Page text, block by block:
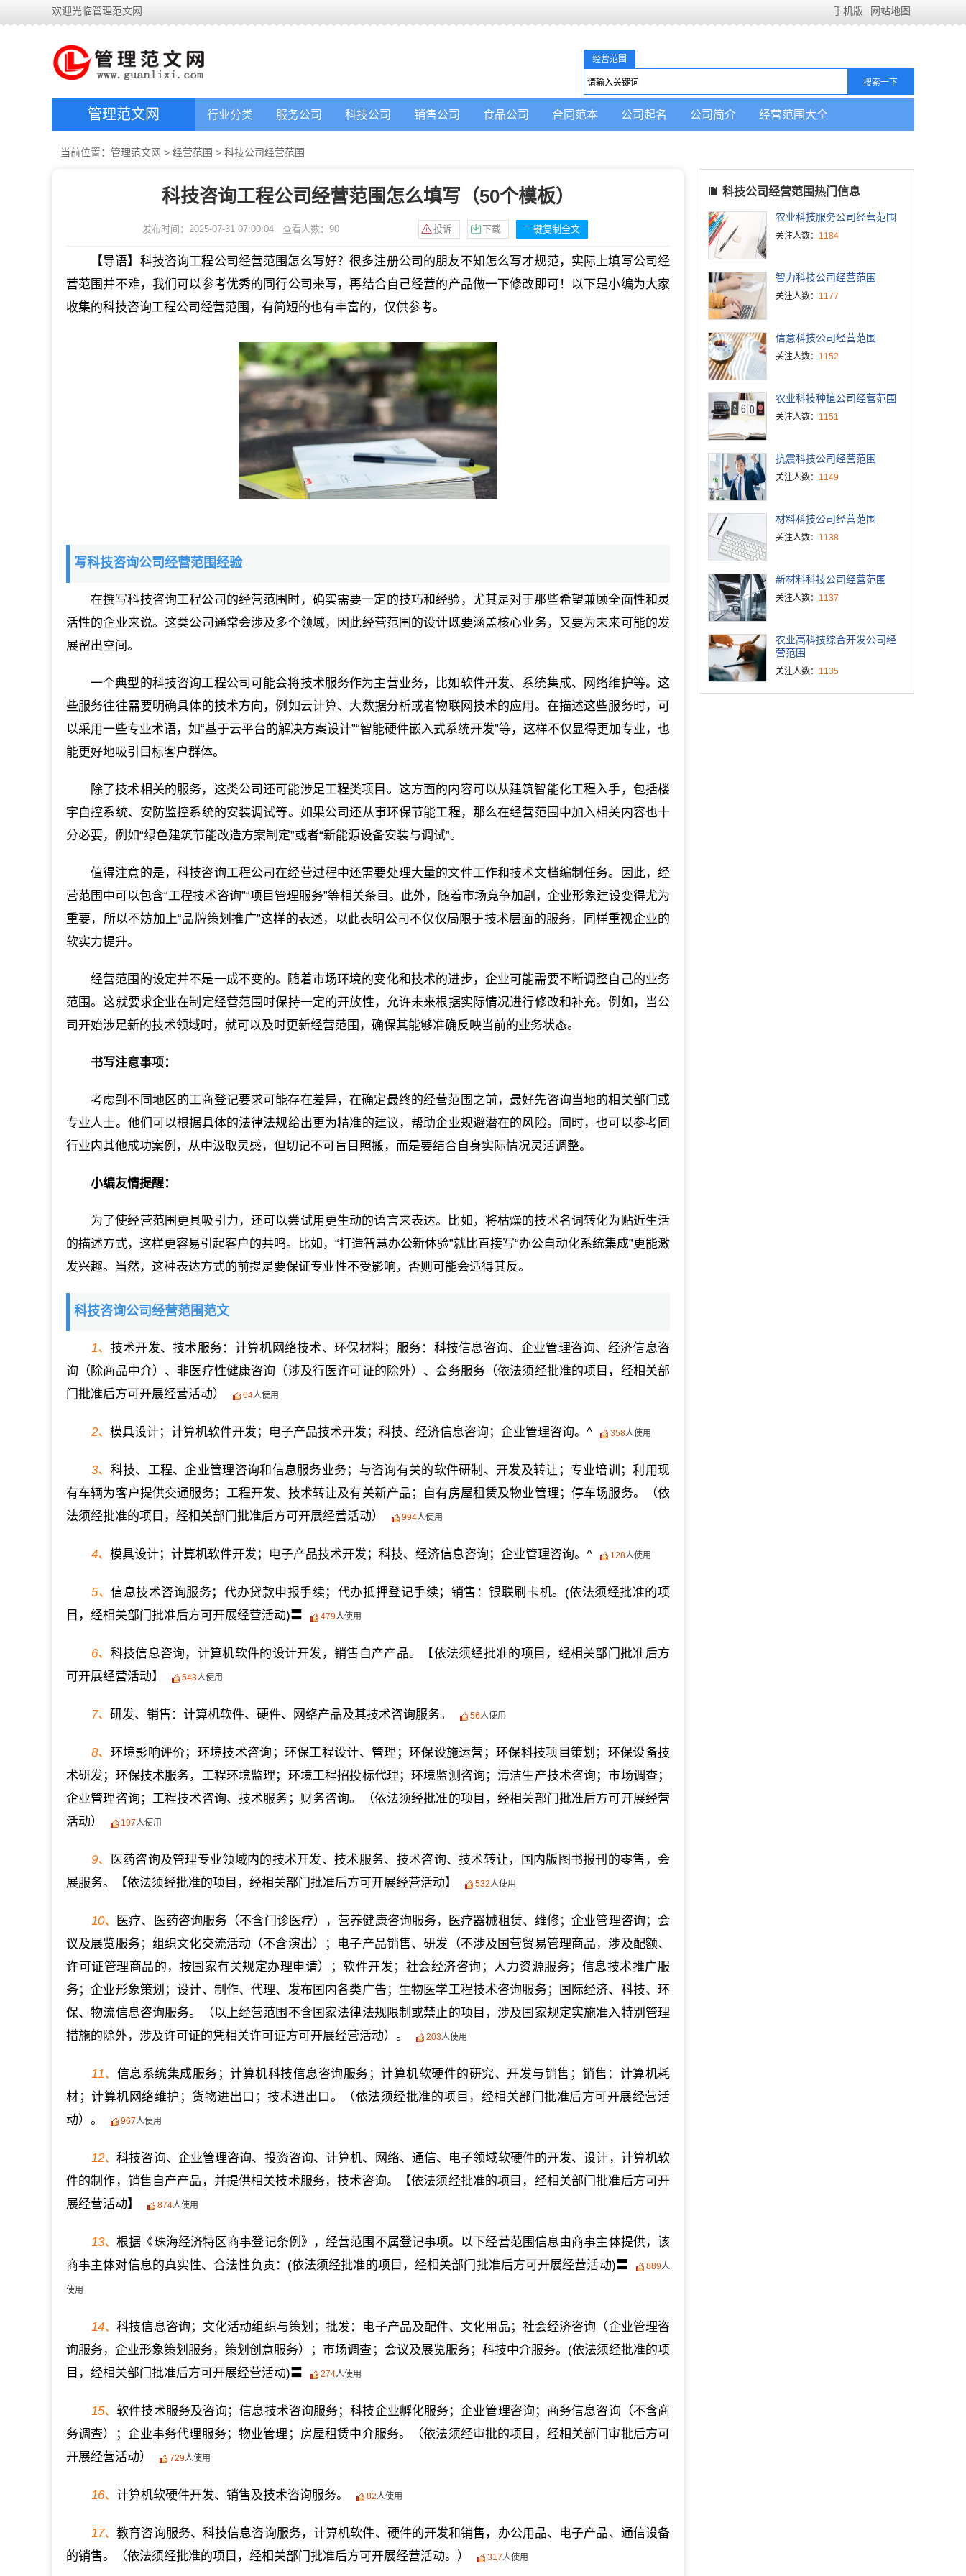
欢迎光临管理范文网 手机版 网站地图
经营范围
管理范文网 行业分类 服务公司 科技公司 销售公司 食品公司 合同范本 公司起名 公司简介 经营范围大全
当前位置： 管理范文网 > 经营范围 > 科技公司经营范围
科技咨询工程公司经营范围怎么填写（50个模板）
发布时间：2025-07-31 07:00:04 查看人数： 90 投诉 下载 一键复制全文
【导语】科技咨询工程公司经营范围怎么写好？很多注册公司的朋友不知怎么写才规范，实际上填写公司经
营范围并不难，我们可以参考优秀的同行公司来写，再结合自己经营的产品做一下修改即可！以下是小编为大家
收集的科技咨询工程公司经营范围，有简短的也有丰富的，仅供参考。
写科技咨询公司经营范围经验
在撰写科技咨询工程公司的经营范围时，确实需要一定的技巧和经验，尤其是对于那些希望兼顾全面性和灵
活性的企业来说。这类公司通常会涉及多个领域，因此经营范围的设计既要涵盖核心业务，又要为未来可能的发
展留出空间。
一个典型的科技咨询工程公司可能会将技术服务作为主营业务，比如软件开发、系统集成、网络维护等。这
些服务往往需要明确具体的技术方向，例如云计算、大数据分析或者物联网技术的应用。在描述这些服务时，可
以采用一些专业术语，如“基于云平台的解决方案设计”“智能硬件嵌入式系统开发”等，这样不仅显得更加专业，也
能更好地吸引目标客户群体。
除了技术相关的服务，这类公司还可能涉足工程类项目。这方面的内容可以从建筑智能化工程入手，包括楼
宇自控系统、安防监控系统的安装调试等。如果公司还从事环保节能工程，那么在经营范围中加入相关内容也十
分必要，例如“绿色建筑节能改造方案制定”或者“新能源设备安装与调试”。
值得注意的是，科技咨询工程公司在经营过程中还需要处理大量的文件工作和技术文档编制任务。因此，经
营范围中可以包含“工程技术咨询”“项目管理服务”等相关条目。此外，随着市场竞争加剧，企业形象建设变得尤为
重要，所以不妨加上“品牌策划推广”这样的表述，以此表明公司不仅仅局限于技术层面的服务，同样重视企业的
软实力提升。
经营范围的设定并不是一成不变的。随着市场环境的变化和技术的进步，企业可能需要不断调整自己的业务
范围。这就要求企业在制定经营范围时保持一定的开放性，允许未来根据实际情况进行修改和补充。例如，当公
司开始涉足新的技术领域时，就可以及时更新经营范围，确保其能够准确反映当前的业务状态。
书写注意事项：
考虑到不同地区的工商登记要求可能存在差异，在确定最终的经营范围之前，最好先咨询当地的相关部门或
专业人士。他们可以根据具体的法律法规给出更为精准的建议，帮助企业规避潜在的风险。同时，也可以参考同
行业内其他成功案例，从中汲取灵感，但切记不可盲目照搬，而是要结合自身实际情况灵活调整。
小编友情提醒：
为了使经营范围更具吸引力，还可以尝试用更生动的语言来表达。比如，将枯燥的技术名词转化为贴近生活
的描述方式，这样更容易引起客户的共鸣。比如，“打造智慧办公新体验”就比直接写“办公自动化系统集成”更能激
发兴趣。当然，这种表达方式的前提是要保证专业性不受影响，否则可能会适得其反。
科技咨询公司经营范围范文
1、 技术开发、技术服务：计算机网络技术、环保材料；服务：科技信息咨询、企业管理咨询、经济信息咨
询（除商品中介）、非医疗性健康咨询（涉及行医许可证的除外）、会务服务（依法须经批准的项目，经相关部
门批准后方可开展经营活动）
64人使用
2、 模具设计；计算机软件开发；电子产品技术开发；科技、经济信息咨询；企业管理咨询。^ 358人使用
3、 科技、工程、企业管理咨询和信息服务业务；与咨询有关的软件研制、开发及转让；专业培训；利用现
有车辆为客户提供交通服务；工程开发、技术转让及有关新产品；自有房屋租赁及物业管理；停车场服务。（依
法须经批准的项目，经相关部门批准后方可开展经营活动）
994人使用
4、 模具设计；计算机软件开发；电子产品技术开发；科技、经济信息咨询；企业管理咨询。^ 128人使用
5、信息技术咨询服务；代办贷款申报手续；代办抵押登记手续；销售：银联刷卡机。(依法须经批准的项
目，经相关部门批准后方可开展经营活动)〓
479人使用
6、 科技信息咨询，计算机软件的设计开发，销售自产产品。【依法须经批准的项目，经相关部门批准后方
可开展经营活动】
543人使用
7、 研发、销售：计算机软件、硬件、网络产品及其技术咨询服务。 56人使用
8、 环境影响评价；环境技术咨询；环保工程设计、管理；环保设施运营；环保科技项目策划；环保设备技
术研发；环保技术服务，工程环境监理；环境工程招投标代理；环境监测咨询；清洁生产技术咨询；市场调查；
企业管理咨询；工程技术咨询、技术服务；财务咨询。（依法须经批准的项目，经相关部门批准后方可开展经营
活动）
197人使用
9、
医药咨询及管理专业领域内的技术开发、技术服务、技术咨询、技术转让，国内版图书报刊的零售，会
展服务。【依法须经批准的项目，经相关部门批准后方可开展经营活动】
532人使用
10、
医疗、医药咨询服务（不含门诊医疗），营养健康咨询服务，医疗器械租赁、维修；企业管理咨询；会
议及展览服务；组织文化交流活动（不含演出）；电子产品销售、研发（不涉及国营贸易管理商品，涉及配额、
许可证管理商品的，按国家有关规定办理申请）；软件开发；社会经济咨询；人力资源服务；信息技术推广服
务；企业形象策划；设计、制作、代理、发布国内各类广告；生物医学工程技术咨询服务；国际经济、科技、环
保、物流信息咨询服务。（以上经营范围不含国家法律法规限制或禁止的项目，涉及国家规定实施准入特别管理
措施的除外，涉及许可证的凭相关许可证方可开展经营活动）。
203人使用
11、 信息系统集成服务；计算机科技信息咨询服务；计算机软硬件的研究、开发与销售；销售：计算机耗
材；计算机网络维护；货物进出口；技术进出口。（依法须经批准的项目，经相关部门批准后方可开展经营活
动）。
967人使用
12、科技咨询、企业管理咨询、投资咨询、计算机、网络、通信、电子领域软硬件的开发、设计，计算机软
件的制作，销售自产产品，并提供相关技术服务，技术咨询。【依法须经批准的项目，经相关部门批准后方可开
展经营活动】
874人使用
13、根据《珠海经济特区商事登记条例》，经营范围不属登记事项。以下经营范围信息由商事主体提供，该
商事主体对信息的真实性、合法性负责：(依法须经批准的项目，经相关部门批准后方可开展经营活动)〓
889人
使用
14、科技信息咨询；文化活动组织与策划；批发：电子产品及配件、文化用品；社会经济咨询（企业管理咨
询服务，企业形象策划服务，策划创意服务）；市场调查；会议及展览服务；科技中介服务。(依法须经批准的项
目，经相关部门批准后方可开展经营活动)〓
274人使用
15、软件技术服务及咨询；信息技术咨询服务；科技企业孵化服务；企业管理咨询；商务信息咨询（不含商
务调查）；企业事务代理服务；物业管理；房屋租赁中介服务。（依法须经审批的项目，经相关部门审批后方可
开展经营活动）
729人使用
16、 计算机软硬件开发、销售及技术咨询服务。 82人使用
17、教育咨询服务、科技信息咨询服务，计算机软件、硬件的开发和销售，办公用品、电子产品、通信设备
的销售。（依法须经批准的项目，经相关部门批准后方可开展经营活动。）
317人使用
科技公司经营范围热门信息
农业科技服务公司经营范围
关注人数： 1184
智力科技公司经营范围
关注人数： 1177
信意科技公司经营范围
关注人数： 1152
农业科技种植公司经营范围
关注人数： 1151
抗震科技公司经营范围
关注人数： 1149
材料科技公司经营范围
关注人数： 1138
新材料科技公司经营范围
关注人数： 1137
农业高科技综合开发公司经
营范围
关注人数： 1135